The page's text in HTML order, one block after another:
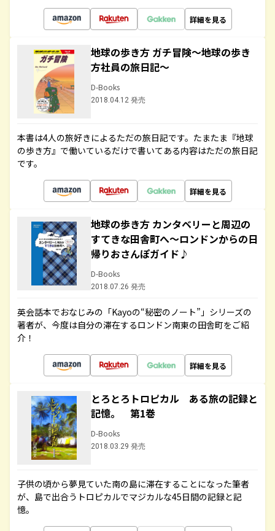
詳細を見る
地球の歩き方 ガチ冒険～地球の歩き
方社員の旅日記～
D-Books
2018.04.12 発売
本書は4人の旅好きによるただの旅日記です。たまたま『地球
の歩き方』で働いているだけで書いてある内容はただの旅日記
です。
詳細を見る
地球の歩き方 カンタベリーと周辺の
すてきな田舎町へ～ロンドンからの日
帰りおさんぽガイド♪
D-Books
2018.07.26 発売
英会話本でおなじみの「Kayoの“秘密のノート”」シリーズの
著者が、今度は自分の滞在するロンドン南東の田舎町をご紹
介！
詳細を見る
とろとろトロピカル ある旅の記録と
記憶。 第1巻
D-Books
2018.03.29 発売
子供の頃から夢見ていた南の島に滞在することになった筆者
が、島で出合うトロピカルでマジカルな45日間の記録と記
憶。